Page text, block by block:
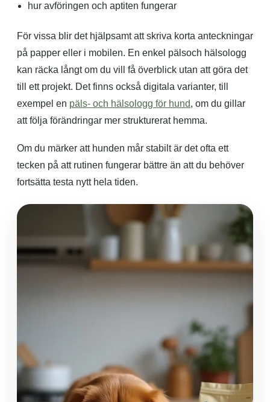
hur avföringen och aptiten fungerar
För vissa blir det hjälpsamt att skriva korta anteckningar
på papper eller i mobilen. En enkel pälsoch hälsologg
kan räcka långt om du vill få överblick utan att göra det
till ett projekt. Det finns också digitala varianter, till
exempel en päls- och hälsologg för hund, om du gillar
att följa förändringar mer strukturerat hemma.
Om du märker att hunden mår stabilt är det ofta ett
tecken på att rutinen fungerar bättre än att du behöver
fortsätta testa nytt hela tiden.